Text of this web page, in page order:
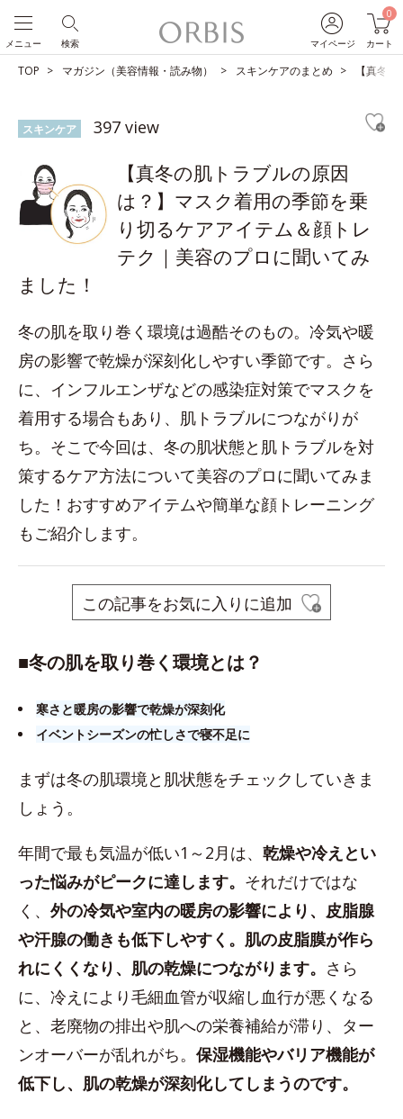
マイページ
0
カート
検索
メニュー
TOP マガジン（美容情報・読み物） スキンケアのまとめ 【真冬
スキンケア 397 view
【真冬の肌トラブルの原因
は？】マスク着用の季節を乗
り切るケアアイテム＆顔トレ
テク｜美容のプロに聞いてみ
ました！
冬の肌を取り巻く環境は過酷そのもの。冷気や暖
房の影響で乾燥が深刻化しやすい季節です。さら
に、インフルエンザなどの感染症対策でマスクを
着用する場合もあり、肌トラブルにつながりが
ち。そこで今回は、冬の肌状態と肌トラブルを対
策するケア方法について美容のプロに聞いてみま
した！おすすめアイテムや簡単な顔トレーニング
もご紹介します。
この記事をお気に入りに追加
■​冬の肌を取り巻く環境とは？
寒さと暖房の影響で乾燥が深刻化
イベントシーズンの忙しさで寝不足に
まずは冬の肌環境と肌状態をチェックしていきま
しょう。
年間で最も気温が低い1～2月は、 乾燥や冷えとい
った悩みがピークに達します。 それだけではな
く、 外の冷気や室内の暖房の影響により、皮脂腺
や汗腺の働きも低下しやすく。肌の皮脂膜が作ら
れにくくなり、肌の乾燥につながります。 さら
に、冷えにより毛細血管が収縮し血行が悪くなる
と、老廃物の排出や肌への栄養補給が滞り、ター
ンオーバーが乱れがち。 保湿機能やバリア機能が
低下し、肌の乾燥が深刻化してしまうのです。